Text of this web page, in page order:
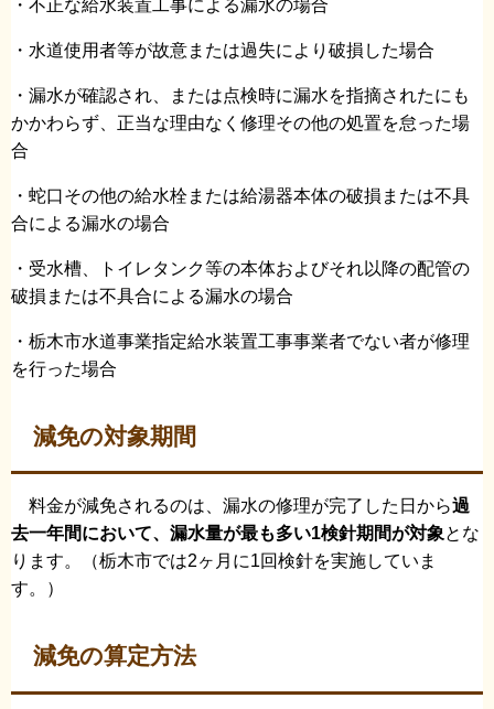
・不正な給水装置工事による漏水の場合
・水道使用者等が故意または過失により破損した場合
・漏水が確認され、または点検時に漏水を指摘されたにも
かかわらず、正当な理由なく修理その他の処置を怠った場
合
・蛇口その他の給水栓または給湯器本体の破損または不具
合による漏水の場合
・受水槽、トイレタンク等の本体およびそれ以降の配管の
破損または不具合による漏水の場合
・栃木市水道事業指定給水装置工事事業者でない者が修理
を行った場合
減免の対象期間
料金が減免されるのは、漏水の修理が完了した日から過
去一年間において、漏水量が最も多い1検針期間が対象とな
ります。（栃木市では2ヶ月に1回検針を実施していま
す。）
減免の算定方法